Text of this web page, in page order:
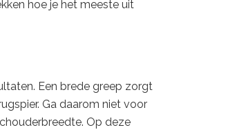
hoe je het meeste uit
Een brede greep zorgt
Ga daarom niet voor
Op deze